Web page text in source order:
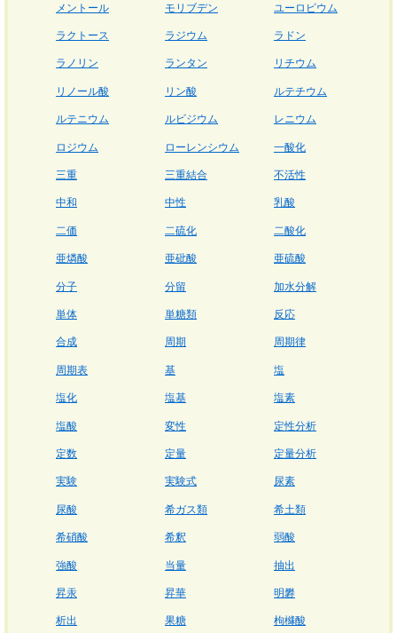
メントール モリブデン ユーロピウム
ラクトース ラジウム ラドン
ラノリン ランタン リチウム
リノール酸 リン酸 ルテチウム
ルテニウム ルビジウム レニウム
ロジウム ローレンシウム 一酸化
三重 三重結合 不活性
中和 中性 乳酸
二価 二硫化 二酸化
亜燐酸 亜砒酸 亜硫酸
分子 分留 加水分解
単体 単糖類 反応
合成 周期 周期律
周期表 基 塩
塩化 塩基 塩素
塩酸 変性 定性分析
定数 定量 定量分析
実験 実験式 尿素
尿酸 希ガス類 希土類
希硝酸 希釈 弱酸
強酸 当量 抽出
昇汞 昇華 明礬
析出 果糖 枸櫞酸